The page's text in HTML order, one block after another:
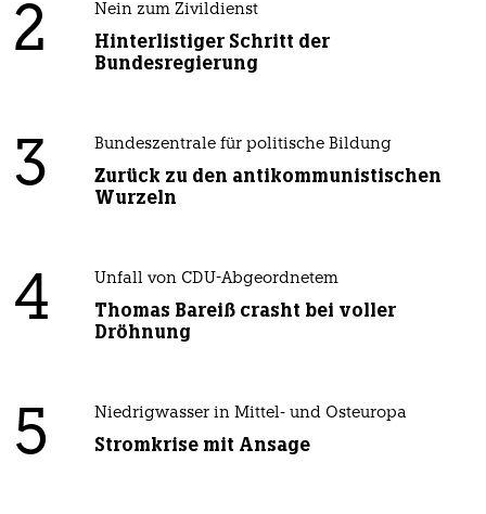
2 Nein zum Zivildienst
Hinterlistiger Schritt der
Bundesregierung
3 Bundeszentrale für politische Bildung
Zurück zu den antikommunistischen
Wurzeln
4 Unfall von CDU-Abgeordnetem
Thomas Bareiß crasht bei voller
Dröhnung
5 Niedrigwasser in Mittel- und Osteuropa
Stromkrise mit Ansage